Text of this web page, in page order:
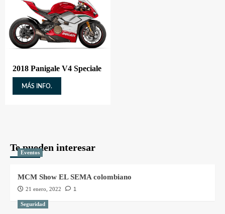
2018 Panigale V4 Speciale
MÁS INFO.
Te pueden interesar
Eventos
MCM Show EL SEMA colombiano
21 enero, 2022 1
Seguridad